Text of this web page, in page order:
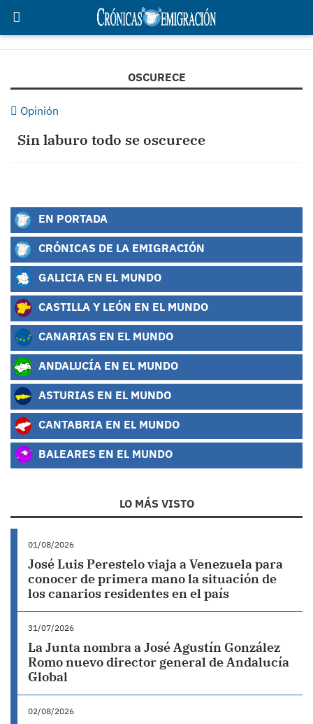
OSCURECE
Opinión
Sin laburo todo se oscurece
EN PORTADA
CRÓNICAS DE LA EMIGRACIÓN
GALICIA EN EL MUNDO
CASTILLA Y LEÓN EN EL MUNDO
CANARIAS EN EL MUNDO
ANDALUCÍA EN EL MUNDO
ASTURIAS EN EL MUNDO
CANTABRIA EN EL MUNDO
BALEARES EN EL MUNDO
LO MÁS VISTO
01/08/2026
José Luis Perestelo viaja a Venezuela para
conocer de primera mano la situación de
los canarios residentes en el país
31/07/2026
La Junta nombra a José Agustín González
Romo nuevo director general de Andalucía
Global
02/08/2026